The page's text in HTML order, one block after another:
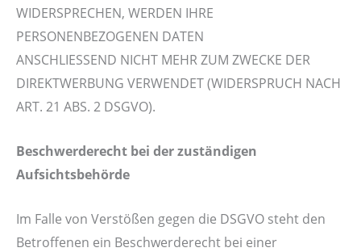
WIDERSPRECHEN, WERDEN IHRE
PERSONENBEZOGENEN DATEN
ANSCHLIESSEND NICHT MEHR ZUM ZWECKE DER
DIREKTWERBUNG VERWENDET (WIDERSPRUCH NACH
ART. 21 ABS. 2 DSGVO).
Beschwerderecht bei der zuständigen
Aufsichtsbehörde
Im Falle von Verstößen gegen die DSGVO steht den
Betroffenen ein Beschwerderecht bei einer